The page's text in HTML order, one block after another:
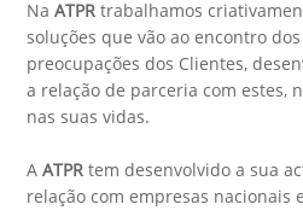
NaATPR trabalhamos
soluções que vão ao encontro
preocupações dos Clientes,
a relação de parceria com estes,
nas suas vidas.
AATPR tem desenvolvido a sua
relação com empresas nacionais